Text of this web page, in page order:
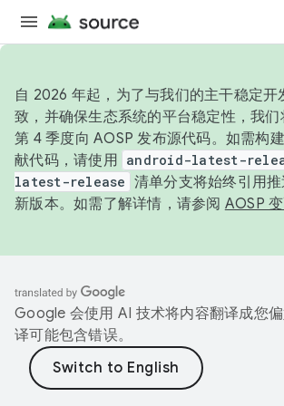
自 2026 年起，为了与我们的主干稳定开
致，并确保生态系统的平台稳定性，我
第 4 季度向 AOSP 发布源代码。如需构
献代码，请使用 android-latest-
latest-release 清单分支将始终引用
新版本。如需了解详情，请参阅 AOSP
Google 会使用 AI 技术将内容翻译成您
译可能包含错误。